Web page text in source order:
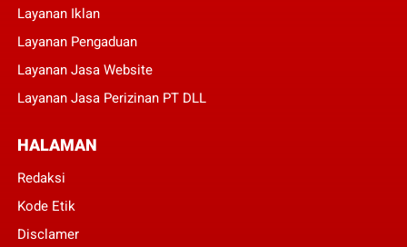
Layanan Iklan
Layanan Pengaduan
Layanan Jasa Website
Layanan Jasa Perizinan PT DLL
HALAMAN
Redaksi
Kode Etik
Disclamer